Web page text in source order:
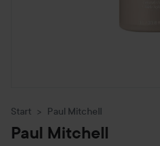
Start Paul Mitchell
Paul Mitchell